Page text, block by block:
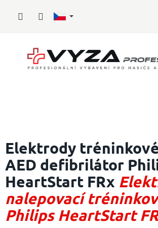
Požární
sport
Zdravotnické
vybavení
Oblečení,
Elektrody
AED defibrilátor
HeartStart FRx
nalepovací
Philips HeartStart